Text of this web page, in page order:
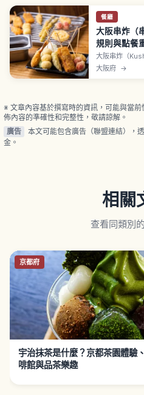
餐廳
大阪串炸（
規則與點餐
大阪串炸（
串起來裹粉油炸
不夠時可用高麗
大阪府 →
※ 文章內容基於撰寫時的資訊，可能與當
佈內容的準確性和完整性，敬請諒解。
廣告
本文可能包含廣告（聯盟連結），
金。
相關
查看同類別
京都府
宇治抹茶是什麼？京都茶園體驗
啡館與品茶樂趣